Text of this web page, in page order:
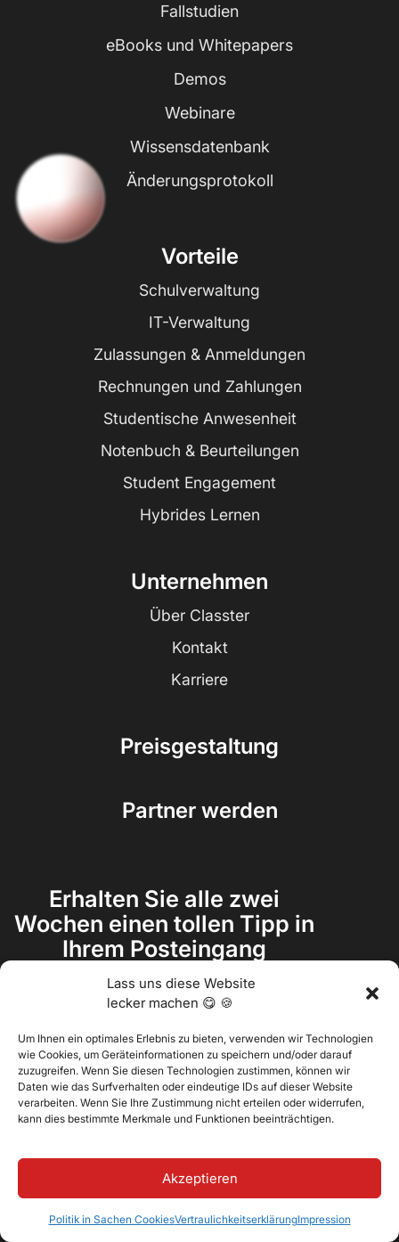
Lass uns diese Website
lecker machen 😋 🍪
Um Ihnen ein optimales Erlebnis zu bieten, verwenden wir Technologien
wie Cookies, um Geräteinformationen zu speichern und/oder darauf
zuzugreifen. Wenn Sie diesen Technologien zustimmen, können wir
Daten wie das Surfverhalten oder eindeutige IDs auf dieser Website
verarbeiten. Wenn Sie Ihre Zustimmung nicht erteilen oder widerrufen,
kann dies bestimmte Merkmale und Funktionen beeinträchtigen.
Akzeptieren
Politik in Sachen CookiesVertraulichkeitserklärungImpression
Fallstudien
eBooks und Whitepapers
Demos
Webinare
Wissensdatenbank
Änderungsprotokoll
Vorteile
Schulverwaltung
IT-Verwaltung
Zulassungen & Anmeldungen
Rechnungen und Zahlungen
Studentische Anwesenheit
Notenbuch & Beurteilungen
Student Engagement
Hybrides Lernen
Unternehmen
Über Classter
Kontakt
Karriere
Preisgestaltung
Partner werden
Erhalten Sie alle zwei
Wochen einen tollen Tipp in
Ihrem Posteingang